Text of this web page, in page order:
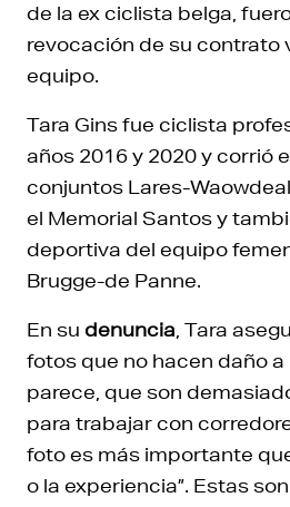
de la ex ciclista belga,
revocación de su contrato
equipo.
Tara Gins fue ciclista
años 2016 y 2020 y corrió
conjuntos Lares-
el Memorial Santos y
deportiva del equipo
Brugge-de Panne.
En su denuncia, Tara
fotos que no hacen daño a
parece, que son
para trabajar con
foto es más importante
o la experiencia”. Estas